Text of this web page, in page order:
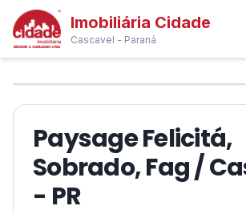
Imobiliária Cidade
Cascavel - Paraná
❮
1/24
Paysage Felicitá,
Sobrado, Fag /
- PR